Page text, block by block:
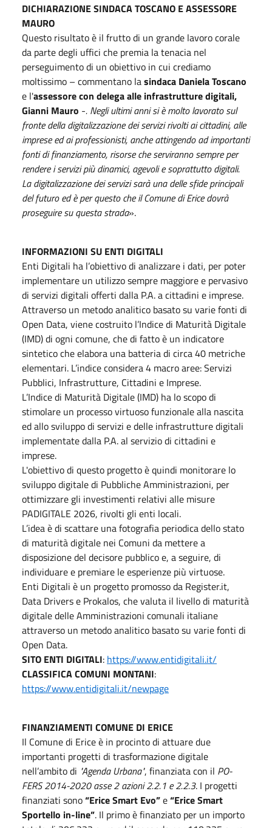
DICHIARAZIONE SINDACA TOSCANO E ASSESSORE
MAURO
Questo risultato è il frutto di un grande lavoro corale
da parte degli uffici che premia la tenacia nel
perseguimento di un obiettivo in cui crediamo
moltissimo – commentano lasindaca Daniela Toscano
e l'assessore con delega alle infrastrutture digitali,
Gianni Mauro -. Negli ultimi anni si è molto lavorato sul
fronte della digitalizzazione dei servizi rivolti ai cittadini, alle
imprese ed ai professionisti, anche attingendo ad importanti
fonti di finanziamento, risorse che serviranno sempre per
rendere i servizi più dinamici, agevoli e soprattutto digitali.
La digitalizzazione dei servizi sarà una delle sfide principali
del futuro ed è per questo che il Comune di Erice dovrà
proseguire su questa strada».
INFORMAZIONI SU ENTI DIGITALI
Enti Digitali ha l’obiettivo di analizzare i dati, per poter
implementare un utilizzo sempre maggiore e pervasivo
di servizi digitali offerti dalla P.A. a cittadini e imprese.
Attraverso un metodo analitico basato su varie fonti di
Open Data, viene costruito l’Indice di Maturità Digitale
(IMD) di ogni comune, che di fatto è un indicatore
sintetico che elabora una batteria di circa 40 metriche
elementari. L’indice considera 4 macro aree: Servizi
Pubblici, Infrastrutture, Cittadini e Imprese.
L’Indice di Maturità Digitale (IMD) ha lo scopo di
stimolare un processo virtuoso funzionale alla nascita
ed allo sviluppo di servizi e delle infrastrutture digitali
implementate dalla P.A. al servizio di cittadini e
imprese.
L'obiettivo di questo progetto è quindi monitorare lo
sviluppo digitale di Pubbliche Amministrazioni, per
ottimizzare gli investimenti relativi alle misure
PADIGITALE 2026, rivolti gli enti locali.
L’idea è di scattare una fotografia periodica dello stato
di maturità digitale nei Comuni da mettere a
disposizione del decisore pubblico e, a seguire, di
individuare e premiare le esperienze più virtuose.
Enti Digitali è un progetto promosso da Register.it,
Data Drivers e Prokalos, che valuta il livello di maturità
digitale delle Amministrazioni comunali italiane
attraverso un metodo analitico basato su varie fonti di
Open Data.
SITO ENTI DIGITALI: https://www.entidigitali.it/
CLASSIFICA COMUNI MONTANI:
https://www.entidigitali.it/newpage
FINANZIAMENTI COMUNE DI ERICE
Il Comune di Erice è in procinto di attuare due
importanti progetti di trasformazione digitale
nell’ambito di "Agenda Urbana", finanziata con il PO-
FERS 2014-2020 asse 2 azioni 2.2.1 e 2.2.3. I progetti
finanziati sono“Erice Smart Evo”e“Erice Smart
Sportello in-line”. Il primo è finanziato per un importo